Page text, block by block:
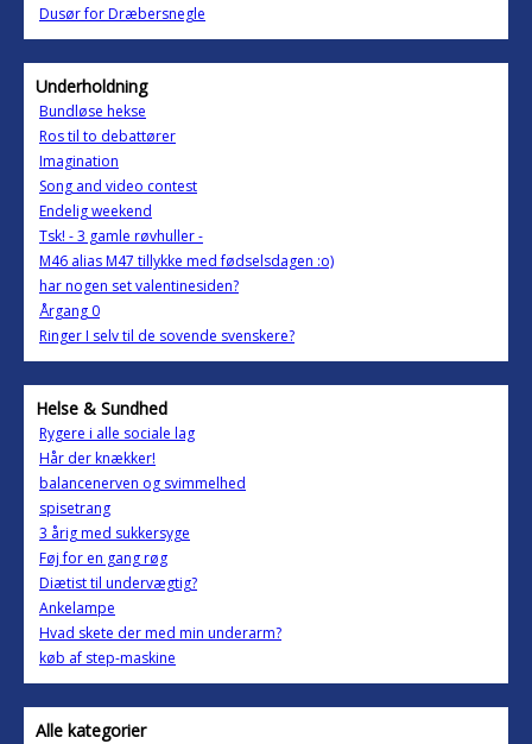
Dusør for Dræbersnegle
Underholdning
Bundløse hekse
Ros til to debattører
Imagination
Song and video contest
Endelig weekend
Tsk! - 3 gamle røvhuller -
M46 alias M47 tillykke med fødselsdagen :o)
har nogen set valentinesiden?
Årgang 0
Ringer I selv til de sovende svenskere?
Helse & Sundhed
Rygere i alle sociale lag
Hår der knækker!
balancenerven og svimmelhed
spisetrang
3 årig med sukkersyge
Føj for en gang røg
Diætist til undervægtig?
Ankelampe
Hvad skete der med min underarm?
køb af step-maskine
Alle kategorier